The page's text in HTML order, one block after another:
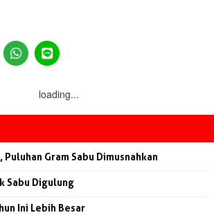
loading...
Gram Sabu Dimusnahkan
Sabu Digulung
Ini Lebih Besar